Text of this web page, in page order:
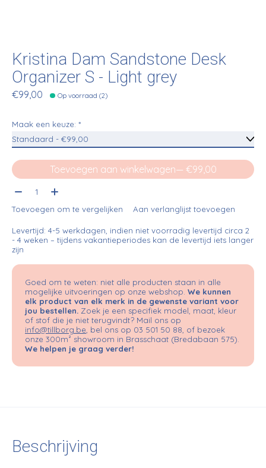
Kristina Dam Sandstone Desk
Organizer S - Light grey
€99,00 Op voorraad (2)
Maak een keuze: *
Toevoegen aan winkelwagen
— €99,00
Aantal:
Toevoegen om te vergelijken Aan verlanglijst toevoegen
Levertijd: 4-5 werkdagen, indien niet voorradig levertijd circa 2
- 4 weken – tijdens vakantieperiodes kan de levertijd iets langer
zijn
Goed om te weten: niet alle producten staan in alle
mogelijke uitvoeringen op onze webshop. We kunnen
elk product van elk merk in de gewenste variant voor
jou bestellen. Zoek je een specifiek model, maat, kleur
of stof die je niet terugvindt? Mail ons op
info@tillborg.be , bel ons op 03 501 50 88, of bezoek
onze 300m² showroom in Brasschaat (Bredabaan 575).
We helpen je graag verder!
Beschrijving